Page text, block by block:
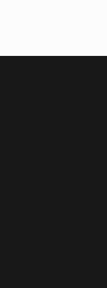
co psują fast